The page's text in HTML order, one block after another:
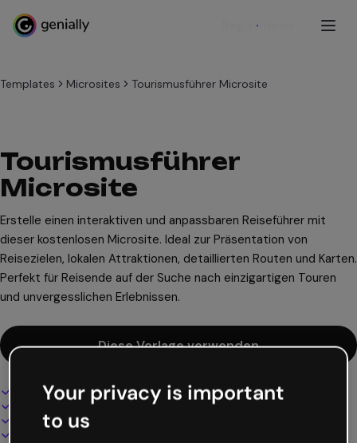
Registrieren
Templates Microsites Tourismusführer Microsite
Tourismusführer
Microsite
Erstelle einen interaktiven und anpassbaren Reiseführer mit
dieser kostenlosen Microsite. Ideal zur Präsentation von
Reisezielen, lokalen Attraktionen, detaillierten Routen und Karten.
Perfekt für Reisende auf der Suche nach einzigartigen Touren
und unvergesslichen Erlebnissen.
Diese Vorlage verwenden
Interaktives und animiertes Design
100% anpassbar
Audio, Video und Multimedia hinzufügen
Your privacy is important
to us